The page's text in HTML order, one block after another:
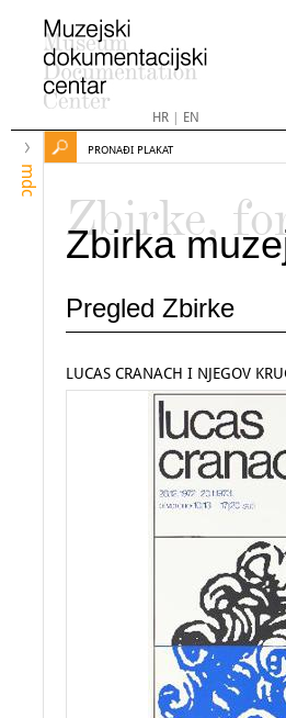
HR| EN
mdc
PRONAĐI PLAKAT
Zbirke,
Zbirka
Pregled Zbirke
LUCAS CRANACH I NJEGOV